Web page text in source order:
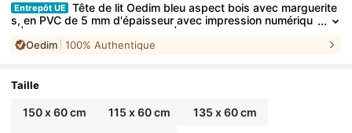
Entrepôt UE
Tête de lit Oedim bleu aspect bois avec marguerite
s, en PVC de 5 mm d'épaisseur avec impression numériqu
e | Plusieurs tailles disponibles | Tête de lit originale et abor
dable
Oedim 100% Authentique
Taille
150 x 60 cm 115 x 60 cm 135 x 60 cm